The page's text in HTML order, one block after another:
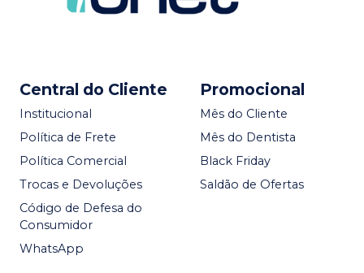
Central do Cliente
Institucional
Política de Frete
Política Comercial
Trocas e Devoluções
Código de Defesa do
Consumidor
WhatsApp
Promocional
Mês do Cliente
Mês do Dentista
Black Friday
Saldão de Ofertas